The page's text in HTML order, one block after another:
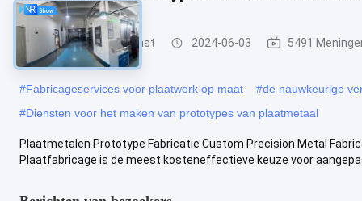
plaatbewerkingsdienst 2024-06-03 5491
#Fabricageservices voor plaatwerk op maat #de nauwkeurige
#Diensten voor het maken van prototypes van plaatmetaal
Plaatmetalen Prototype Fabricatie Custom Precision Metal
Plaatfabricage is de meest kosteneffectieve keuze voor